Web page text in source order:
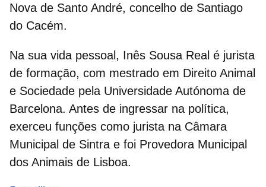
Nova de Santo André, concelho de Santiago
do Cacém.
Na sua vida pessoal, Inês Sousa Real é jurista
de formação, com mestrado em Direito Animal
e Sociedade pela Universidade Autónoma de
Barcelona. Antes de ingressar na política,
exerceu funções como jurista na Câmara
Municipal de Sintra e foi Provedora Municipal
dos Animais de Lisboa.